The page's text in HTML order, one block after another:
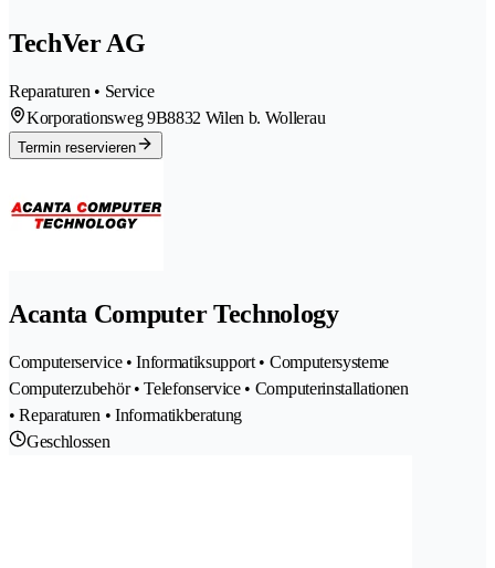
TechVer AG
Reparaturen • Service
Korporationsweg 9B8832 Wilen b. Wollerau
Termin reservieren
Acanta Computer Technology
Computerservice • Informatiksupport • Computersysteme
Computerzubehör • Telefonservice • Computerinstallationen
• Reparaturen • Informatikberatung
Geschlossen